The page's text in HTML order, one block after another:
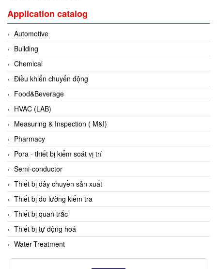
E+H
E2S
Earthtech
Eaton
EBMPAPST
ECKERLE
Ecom-EX
ECONEX
Edward
EES
EGE Elektronik
Eilersen Vietnam
Ekstrom-Carlson
Elands Cable Vietnam
Elap Vietnam
Electro Adda
Electro Industries
Application catalog
Automotive
Building
Chemical
Điều khiển chuyển động
Food&Beverage
HVAC (LAB)
Measuring & Inspection ( M&I)
Pharmacy
Pora - thiết bị kiểm soát vị trí
Semi-conductor
Thiết bị dây chuyền sản xuất
Thiết bị đo lường kiểm tra
Thiết bị quan trắc
Thiết bị tự động hoá
Water-Treatment